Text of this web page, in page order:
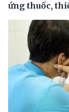
ứng thuốc,